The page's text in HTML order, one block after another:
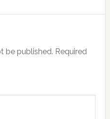
be published. Required